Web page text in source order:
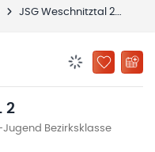
JSG Weschnitztal 2
ZU
2
Bezirksklasse